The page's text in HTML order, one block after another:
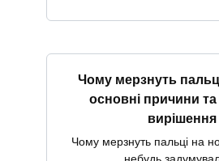
Чому мерзнуть
основні причини
вирішення
Чому мерзнуть пальці на